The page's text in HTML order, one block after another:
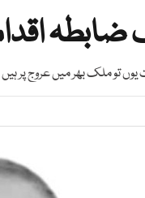
ضابطہ
تو ملک بھر میں عروج پر ہیں